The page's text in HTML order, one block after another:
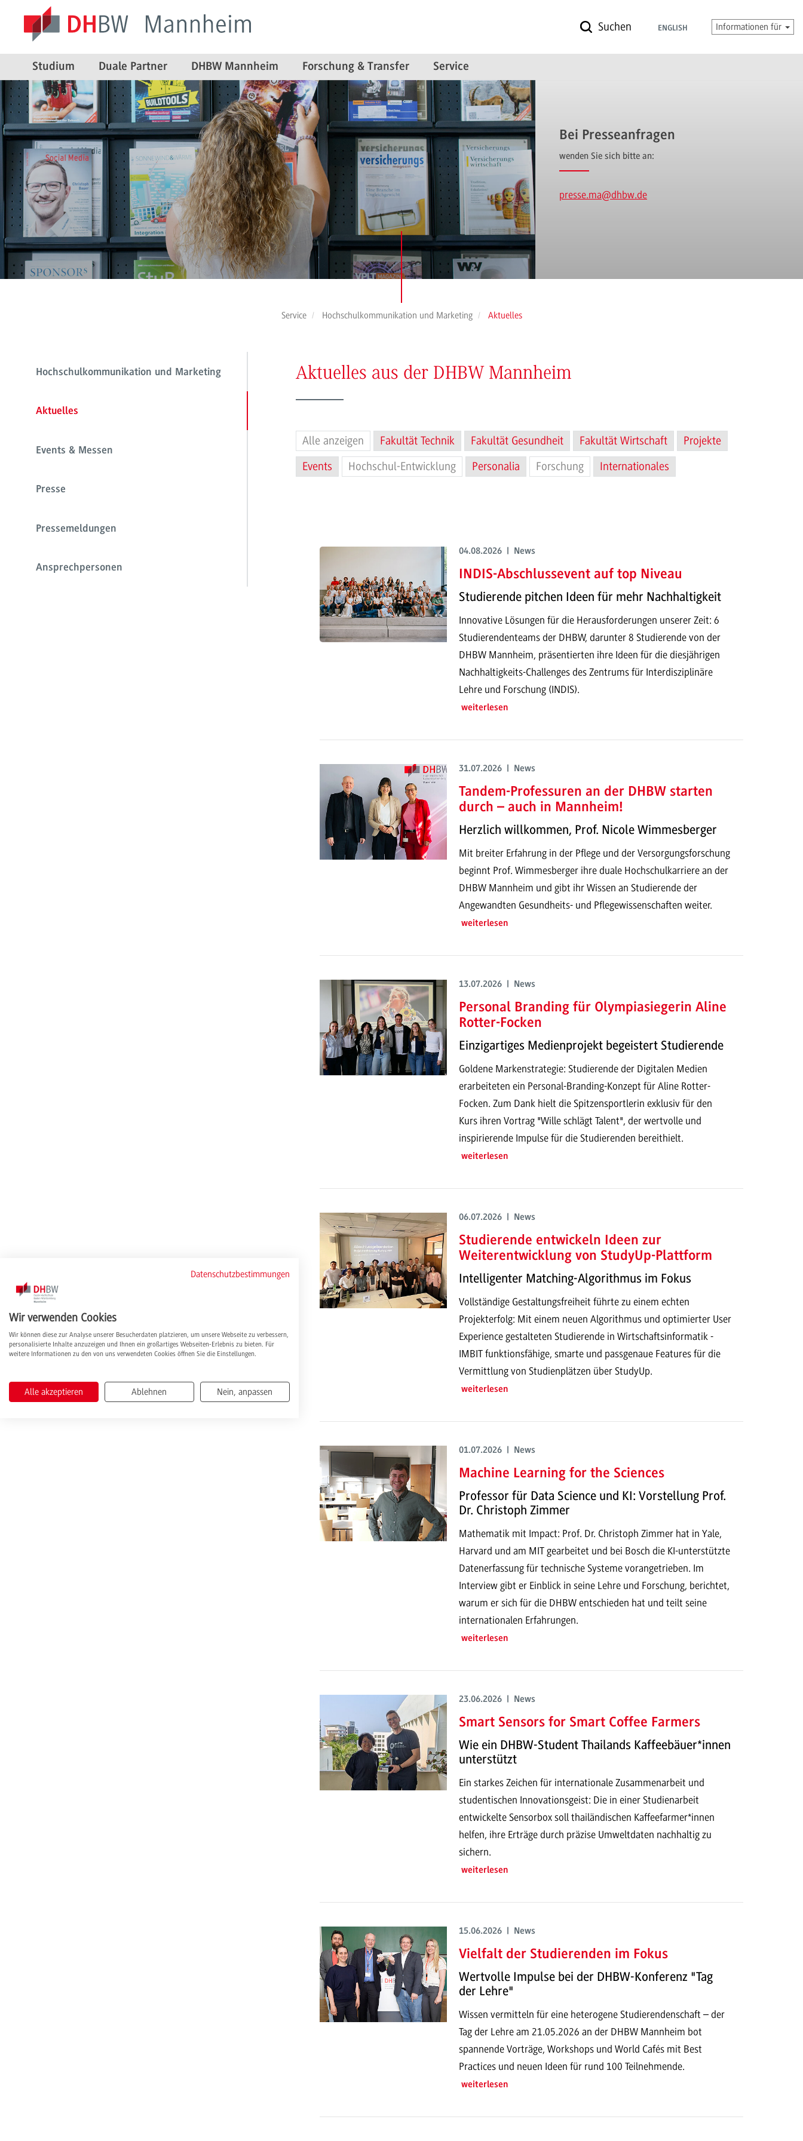
Suchen ENGLISH Informationen für
Studium Duale Partner DHBW Mannheim Forschung & Transfer Service
Bei Presseanfragen
wenden Sie sich bitte an:
presse.ma@dhbw.de
Service Hochschulkommunikation und Marketing Aktuelles
Hochschulkommunikation und Marketing
Aktuelles
Events & Messen
Presse
Pressemeldungen
Ansprechpersonen
Aktuelles aus der DHBW Mannheim
Alle anzeigen Fakultät Technik Fakultät Gesundheit Fakultät Wirtschaft
Projekte
Events
Hochschul-Entwicklung Personalia Forschung Internationales
04.08.2026 | News
INDIS-Abschlussevent auf top Niveau
Studierende pitchen Ideen für mehr Nachhaltigkeit
Innovative Lösungen für die Herausforderungen unserer Zeit: 6
Studierendenteams der DHBW, darunter 8 Studierende von der
DHBW Mannheim, präsentierten ihre Ideen für die diesjährigen
Nachhaltigkeits-Challenges des Zentrums für Interdisziplinäre
Lehre und Forschung (INDIS).
weiterlesen
31.07.2026 | News
Tandem-Professuren an der DHBW starten
durch – auch in Mannheim!
Herzlich willkommen, Prof. Nicole Wimmesberger
Mit breiter Erfahrung in der Pflege und der Versorgungsforschung
beginnt Prof. Wimmesberger ihre duale Hochschulkarriere an der
DHBW Mannheim und gibt ihr Wissen an Studierende der
Angewandten Gesundheits- und Pflegewissenschaften weiter.
weiterlesen
13.07.2026 | News
Personal Branding für Olympiasiegerin Aline
Rotter-Focken
Einzigartiges Medienprojekt begeistert Studierende
Goldene Markenstrategie: Studierende der Digitalen Medien
erarbeiteten ein Personal-Branding-Konzept für Aline Rotter-
Focken. Zum Dank hielt die Spitzensportlerin exklusiv für den
Kurs ihren Vortrag "Wille schlägt Talent", der wertvolle und
inspirierende Impulse für die Studierenden bereithielt.
weiterlesen
06.07.2026 | News
Studierende entwickeln Ideen zur
Weiterentwicklung von StudyUp-Plattform
Intelligenter Matching-Algorithmus im Fokus
Vollständige Gestaltungsfreiheit führte zu einem echten
Projekterfolg: Mit einem neuen Algorithmus und optimierter User
Experience gestalteten Studierende in Wirtschaftsinformatik -
IMBIT funktionsfähige, smarte und passgenaue Features für die
Vermittlung von Studienplätzen über StudyUp.
weiterlesen
01.07.2026 | News
Machine Learning for the Sciences
Professor für Data Science und KI: Vorstellung Prof.
Dr. Christoph Zimmer
Mathematik mit Impact: Prof. Dr. Christoph Zimmer hat in Yale,
Harvard und am MIT gearbeitet und bei Bosch die KI-unterstützte
Datenerfassung für technische Systeme vorangetrieben. Im
Interview gibt er Einblick in seine Lehre und Forschung, berichtet,
warum er sich für die DHBW entschieden hat und teilt seine
internationalen Erfahrungen.
weiterlesen
23.06.2026 | News
Smart Sensors for Smart Coffee Farmers
Wie ein DHBW-Student Thailands Kaffeebäuer*innen
unterstützt
Ein starkes Zeichen für internationale Zusammenarbeit und
studentischen Innovationsgeist: Die in einer Studienarbeit
entwickelte Sensorbox soll thailändischen Kaffeefarmer*innen
helfen, ihre Erträge durch präzise Umweltdaten nachhaltig zu
sichern.
weiterlesen
15.06.2026 | News
Vielfalt der Studierenden im Fokus
Wertvolle Impulse bei der DHBW-Konferenz "Tag
der Lehre"
Wissen vermitteln für eine heterogene Studierendenschaft – der
Tag der Lehre am 21.05.2026 an der DHBW Mannheim bot
spannende Vorträge, Workshops und World Cafés mit Best
Practices und neuen Ideen für rund 100 Teilnehmende.
weiterlesen
Datenschutzbestimmungen
Wir verwenden Cookies
Wir können diese zur Analyse unserer Besucherdaten platzieren, um unsere Webseite zu verbessern,
personalisierte Inhalte anzuzeigen und Ihnen ein großartiges Webseiten-Erlebnis zu bieten. Für
weitere Informationen zu den von uns verwendeten Cookies öffnen Sie die Einstellungen.
Alle akzeptieren Ablehnen Nein, anpassen